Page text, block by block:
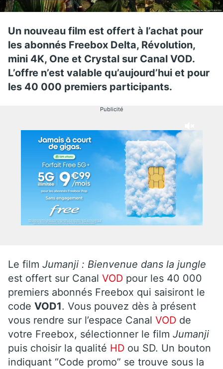
Un nouveau film est offert à l’achat pour
les abonnés Freebox Delta, Révolution,
mini 4K, One et Crystal sur Canal VOD.
L’offre n’est valable qu’aujourd’hui et pour
les 40 000 premiers participants.
Publicité
Le film Jumanji : Bienvenue dans la jungle
est offert sur Canal VOD pour les 40 000
premiers abonnés Freebox qui saisiront le
code VOD1. Vous pouvez dès à présent
vous rendre sur l’espace Canal VOD de
votre Freebox, sélectionner le film Jumanji
puis choisir la qualité HD ou SD. Un bouton
indiquant “Code promo” se trouve sous la